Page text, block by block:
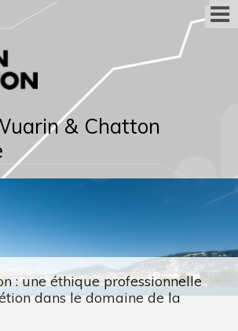
& Chatton
: une éthique professionnelle
dans le domaine de la